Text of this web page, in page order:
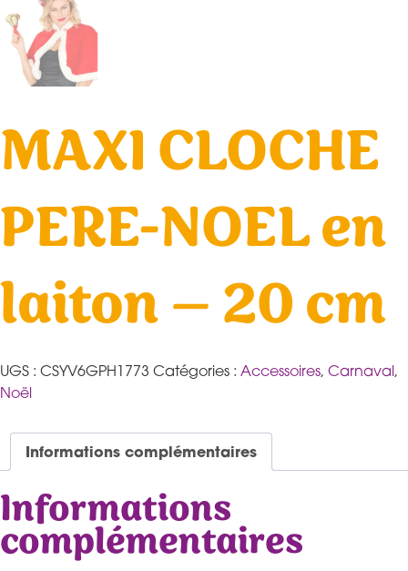
MAXI CLOCHE
PERE-NOEL en
laiton – 20 cm
UGS : CSYV6GPH1773 Catégories : Accessoires, Carnaval,
Noël
Informations complémentaires
Informations
complémentaires